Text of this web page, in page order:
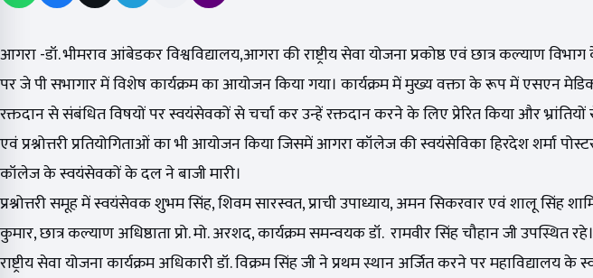
आगरा -डॉ. भीमराव आंबेडकर विश्वविद्यालय,आगरा की राष्ट्रीय सेवा योजना प्रकोष्ठ एवं छात्र कल्याण
पर जे पी सभागार में विशेष कार्यक्रम का आयोजन किया गया। कार्यक्रम में मुख्य वक्ता के रूप में एसएन
रक्तदान से संबंधित विषयों पर स्वयंसेवकों से चर्चा कर उन्हें रक्तदान करने के लिए प्रेरित किया और
एवं प्रश्नोत्तरी प्रतियोगिताओं का भी आयोजन किया जिसमें आगरा कॉलेज की स्वयंसेविका हिरदेश शर्मा पोस्टर
कॉलेज के स्वयंसेवकों के दल ने बाजी मारी।
प्रश्नोत्तरी समूह में स्वयंसेवक शुभम सिंह, शिवम सारस्वत, प्राची उपाध्याय, अमन सिकरवार एवं शालू सिंह
कुमार, छात्र कल्याण अधिष्ठाता प्रो. मो. अरशद, कार्यक्रम समन्वयक डॉ. रामवीर सिंह चौहान जी उपस्थित
राष्ट्रीय सेवा योजना कार्यक्रम अधिकारी डॉ. विक्रम सिंह जी ने प्रथम स्थान अर्जित करने पर